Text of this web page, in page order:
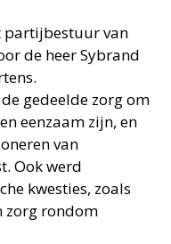
partijbestuur van
de heer Sybrand
gedeelde zorg om
eenzaam zijn, en
van
Ook werd
kwesties, zoals
zorg rondom